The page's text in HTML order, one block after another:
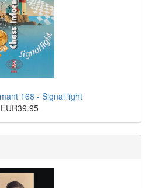
168 - Signal light
EUR39.95